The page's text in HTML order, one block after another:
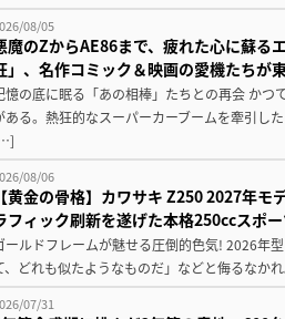
08/05
魔のZからAE86まで、疲れた心に蘇る
」、名作コミック＆映画の愛機たちが
憶の底に眠る「あの相棒」たちとの再会 かつ
ある。熱狂的なスーパーカーブームを牽引し
08/06
【黄金の骨格】カワサキ Z250 2027年
フィック刷新を遂げた本格250ccスポ
ールドフレームが魅せる圧倒的色気! 2026年
、どれも似たようなものだ」などと侮るな
07/31